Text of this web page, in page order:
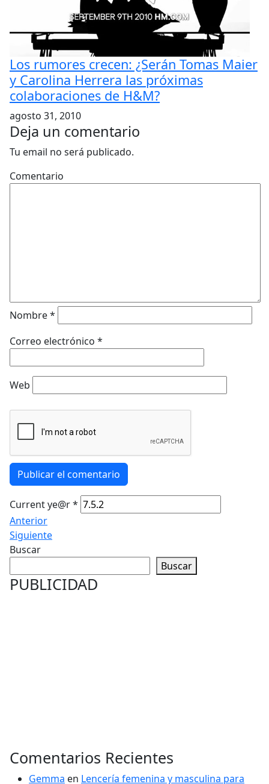
Los rumores crecen: ¿Serán Tomas Maier
y Carolina Herrera las próximas
colaboraciones de H&M?
agosto 31, 2010
Deja un comentario
Tu email no será publicado.
Comentario
Nombre*
Correo electrónico *
Web
Publicar el comentario
Current ye@r*
Anterior
Siguiente
Buscar
Buscar
PUBLICIDAD
Comentarios Recientes
Gemma en Lencería femenina y masculina para